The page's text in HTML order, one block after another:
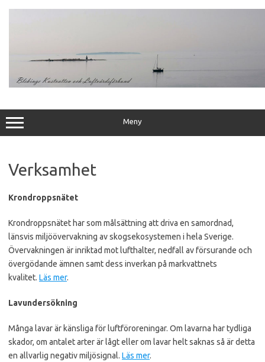
Meny
Verksamhet
Krondroppsnätet
Krondroppsnätet har som målsättning att driva en samordnad,
länsvis miljöövervakning av skogsekosystemen i hela Sverige.
Övervakningen är inriktad mot lufthalter, nedfall av försurande och
övergödande ämnen samt dess inverkan på markvattnets
kvalitet. Läs mer.
Lavundersökning
Många lavar är känsliga för luftföroreningar. Om lavarna har tydliga
skador, om antalet arter är lågt eller om lavar helt saknas så är detta
en allvarlig negativ miljösignal. Läs mer.